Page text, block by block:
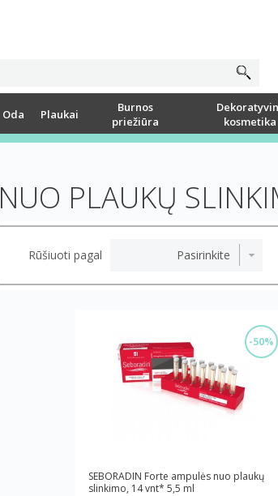
Oda Plaukai
Burnos
priežiūra
kosmetika
NUO PLAUKŲ
Rūšiuoti pagal
-50%
SEBORADIN Forte ampulės nuo plaukų
slinkimo, 14 vnt* 5,5 ml